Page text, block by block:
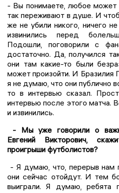
- Вы понимаете, любое может
так переживают в душе. И
же не убили никого, ничего
извинились перед
Подошли, поговорили с
достаточно. Да, получился
они там какие-то были
может произойти. И Бразилия
я не думаю, что они публично
то в интервью сказал.
интервью после этого матча.
и извинились.
- Мы уже говорили о
Евгений Викторович,
проигрыши футболистов?
- Я думаю, что, перерыв нам
они сейчас отойдут. И тем
выиграли. Я думаю, ребята